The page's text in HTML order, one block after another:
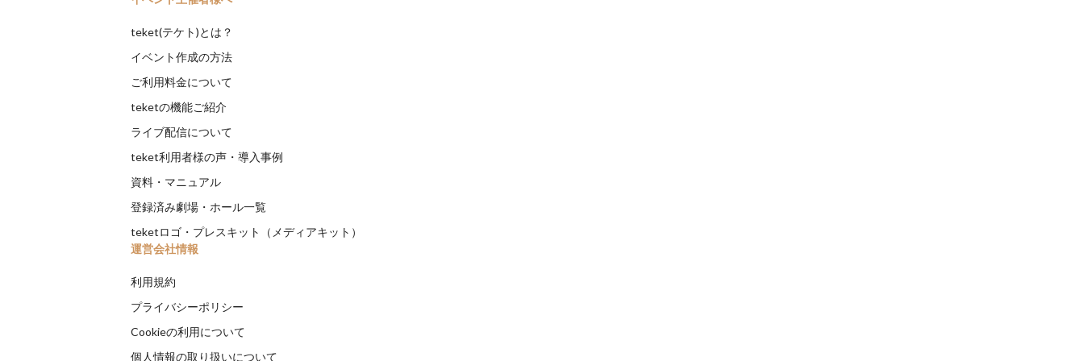
teket(テケト)とは？
イベント作成の方法
ご利用料金について
teketの機能ご紹介
ライブ配信について
teket利用者様の声・導入事例
資料・マニュアル
登録済み劇場・ホール一覧
teketロゴ・プレスキット（メディアキット）
運営会社情報
利用規約
プライバシーポリシー
Cookieの利用について
個人情報の取り扱いについて